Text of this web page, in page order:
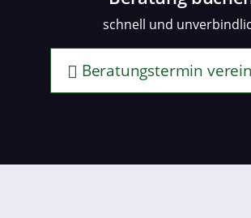
schnell und
Beratungstermin